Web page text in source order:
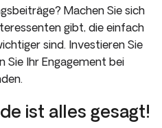
Machen Sie sich
gibt, die einfach
sind. Investieren Sie
Sie Ihr Engagement bei
ist alles gesagt!